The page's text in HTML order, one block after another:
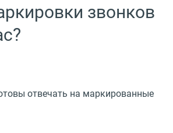
звонков
отвечать на маркированные